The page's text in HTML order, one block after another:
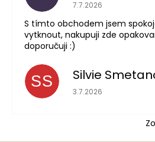
7.7.2026
S tímto obchodem jsem
vytknout, nakupuji zde
doporučuji :)
SS Silvie
Hodnocení obchodu
3.7.2026